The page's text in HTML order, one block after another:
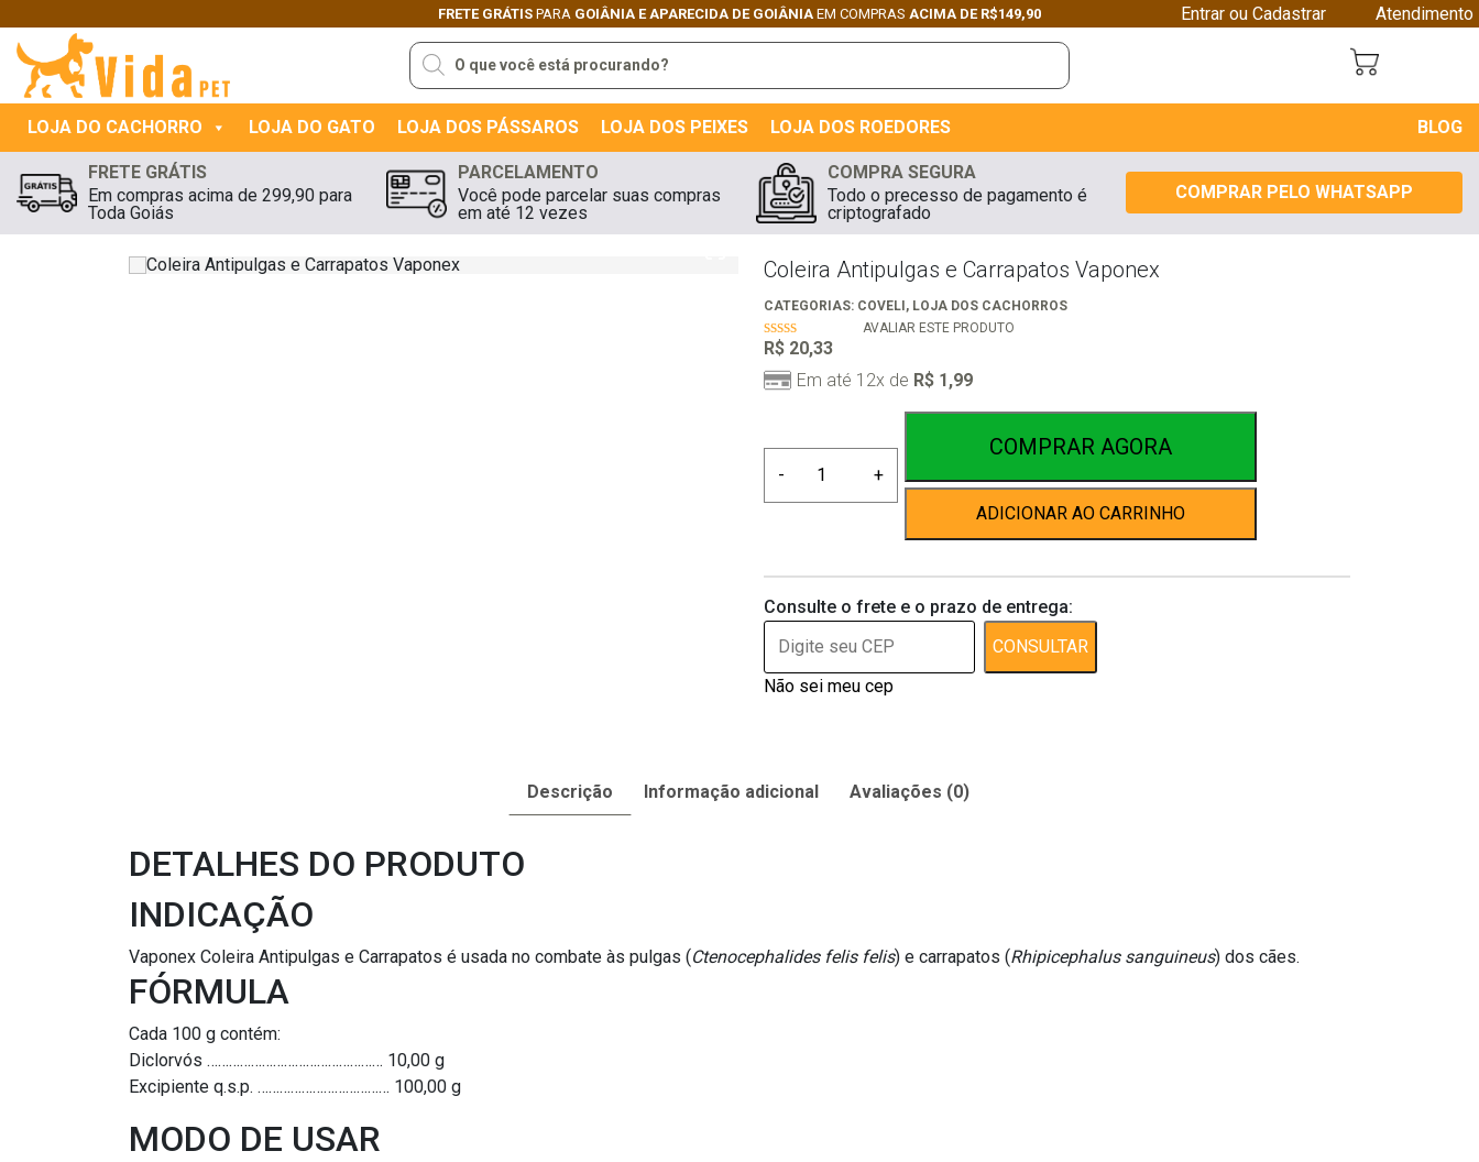
FRETE GRÁTIS PARA GOIÂNIA E APARECIDA DE GOIÂNIA EM COMPRAS ACIMA DE R$149,90
Previous Next
Entrar ou Cadastrar
Atendimento
Pesquisar
produtos
LOJA DO CACHORRO LOJA DO GATO LOJA DOS PÁSSAROS LOJA DOS PEIXES LOJA DOS ROEDORES BLOG
FRETE GRÁTIS
Em compras acima de 299,90 para
Toda Goiás
PARCELAMENTO
Você pode parcelar suas compras
em até 12 vezes
COMPRA SEGURA
Todo o precesso de pagamento é
criptografado
COMPRAR PELO WHATSAPP
Coleira Antipulgas e Carrapatos Vaponex
CATEGORIAS: COVELI , LOJA DOS CACHORROS
0
out
of
AVALIAR ESTE PRODUTO
R$ 20,33
Em até 12x de R$ 1,99
-
Antipulgas
+
COMPRAR AGORA
ADICIONAR AO CARRINHO
Consulte o frete e o prazo de entrega:
CONSULTAR
Não sei meu cep
Descrição Informação adicional Avaliações (0)
DETALHES DO PRODUTO
INDICAÇÃO
Vaponex Coleira Antipulgas e Carrapatos é usada no combate às pulgas (Ctenocephalides felis felis) e carrapatos (Rhipicephalus sanguineus) dos cães.
FÓRMULA
Cada 100 g contém:
Diclorvós ………………………………………… 10,00 g
Excipiente q.s.p. ……………………………… 100,00 g
MODO DE USAR